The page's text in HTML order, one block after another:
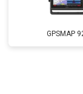
GPSMAP